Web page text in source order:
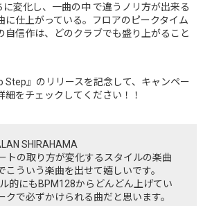
変化し、⼀曲の中 で違うノリ⽅が出来る
に仕上がっている。フロアのピークタイム
⾃信作は、どのクラブでも盛り上がること
Step』のリリースを記念して、キャンペー
細をチェックしてください！！
SHIRAHAMA
トの取り⽅が変化するスタイルの楽曲
こういう楽曲を出せて嬉しいです。
的にもBPM128からどんどん上げてい
クで必ずかけられる曲だと思います。